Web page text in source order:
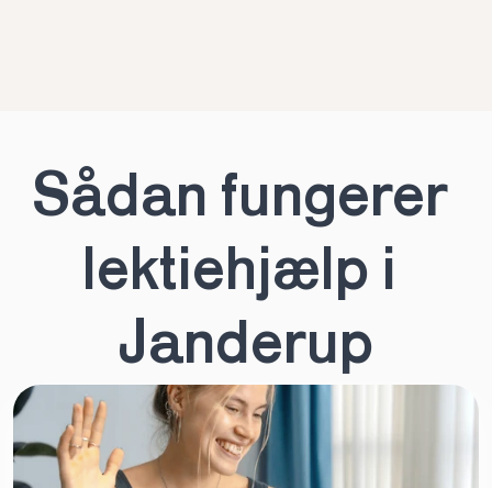
Sådan fungerer
lektiehjælp i
Janderup